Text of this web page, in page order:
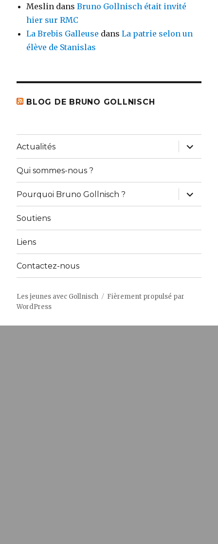
Meslin dansBruno Gollnisch était invité
hier sur RMC
La Brebis Galleuse dansLa patrie selon un
élève de Stanislas
BLOG DE BRUNO GOLLNISCH
Actualités
ouvrir
le
sous-
Qui sommes-nous ?
Pourquoi Bruno Gollnisch ?
ouvrir
le
sous-
Soutiens
Liens
Contactez-nous
Les jeunes avec Gollnisch
Fièrement propulsé par
WordPress